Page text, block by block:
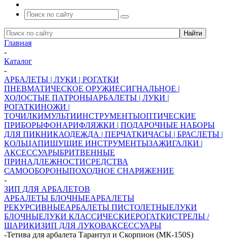
Главная
-
Каталог
-
АРБАЛЕТЫ | ЛУКИ | РОГАТКИ
ПНЕВМАТИЧЕСКОЕ ОРУЖИЕСИГНАЛЬНОЕ |
ХОЛОСТЫЕ ПАТРОНЫАРБАЛЕТЫ | ЛУКИ |
РОГАТКИНОЖИ |
ТОЧИЛКИМУЛЬТИИНСТРУМЕНТЫОПТИЧЕСКИЕ
ПРИБОРЫФОНАРИФЛЯЖКИ | ПОДАРОЧНЫЕ НАБОРЫ
ДЛЯ ПИКНИКАОДЕЖДА | ПЕРЧАТКИЧАСЫ | БРАСЛЕТЫ |
КОЛЬЦАПИШУЩИЕ ИНСТРУМЕНТЫЗАЖИГАЛКИ |
АКСЕССУАРЫБРИТВЕННЫЕ
ПРИНАДЛЕЖНОСТИСРЕДСТВА
САМООБОРОНЫПОХОДНОЕ СНАРЯЖЕНИЕ
-
ЗИП ДЛЯ АРБАЛЕТОВ
АРБАЛЕТЫ БЛОЧНЫЕАРБАЛЕТЫ
РЕКУРСИВНЫЕАРБАЛЕТЫ ПИСТОЛЕТНЫЕЛУКИ
БЛОЧНЫЕЛУКИ КЛАССИЧЕСКИЕРОГАТКИСТРЕЛЫ /
ШАРИКИЗИП ДЛЯ ЛУКОВАКСЕССУАРЫ
-Тетива для арбалета Тарантул и Скорпион (МК-150S)